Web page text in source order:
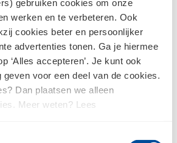
gebruiken cookies om onze
werken en te verbeteren. Ook
cookies beter en persoonlijker
advertenties tonen. Ga je hiermee
‘Alles accepteren’. Je kunt ook
voor een deel van de cookies.
Dan plaatsen we alleen
Meer weten? Lees
HEMELWATERAFVOER &
DRAINAGE
ACO Slimline, de